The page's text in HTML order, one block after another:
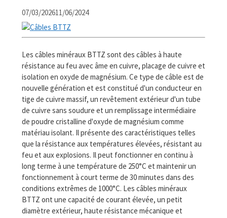
07/03/202611/06/2024
Les câbles minéraux BTTZ sont des câbles à haute
résistance au feu avec âme en cuivre, placage de cuivre et
isolation en oxyde de magnésium. Ce type de câble est de
nouvelle génération et est constitué d'un conducteur en
tige de cuivre massif, un revêtement extérieur d'un tube
de cuivre sans soudure et un remplissage intermédiaire
de poudre cristalline d'oxyde de magnésium comme
matériau isolant. Il présente des caractéristiques telles
que la résistance aux températures élevées, résistant au
feu et aux explosions. Il peut fonctionner en continu à
long terme à une température de 250°C et maintenir un
fonctionnement à court terme de 30 minutes dans des
conditions extrêmes de 1000°C. Les câbles minéraux
BTTZ ont une capacité de courant élevée, un petit
diamètre extérieur, haute résistance mécanique et